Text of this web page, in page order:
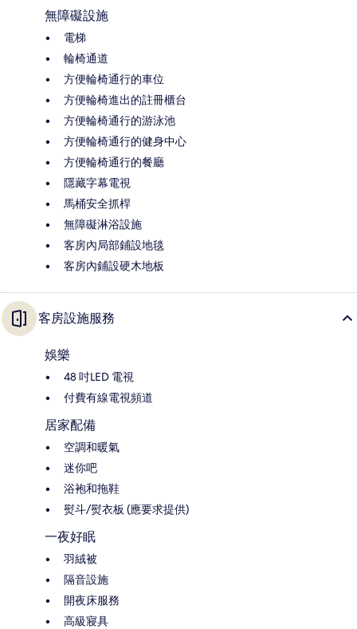
無障礙設施
電梯
輪椅通道
方便輪椅通行的車位
方便輪椅進出的註冊櫃台
方便輪椅通行的游泳池
方便輪椅通行的健身中心
方便輪椅通行的餐廳
隱藏字幕電視
馬桶安全抓桿
無障礙淋浴設施
客房內局部鋪設地毯
客房內鋪設硬木地板
客房設施服務
娛樂
48 吋LED 電視
付費有線電視頻道
居家配備
空調和暖氣
迷你吧
浴袍和拖鞋
熨斗/熨衣板 (應要求提供)
一夜好眠
羽絨被
隔音設施
開夜床服務
高級寢具